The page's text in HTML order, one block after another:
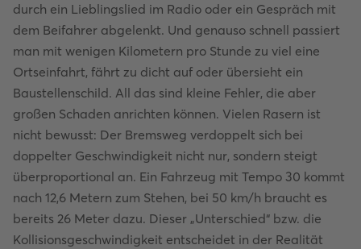
durch ein Lieblingslied im Radio oder ein Gespräch mit
dem Beifahrer abgelenkt. Und genauso schnell passiert
man mit wenigen Kilometern pro Stunde zu viel eine
Ortseinfahrt, fährt zu dicht auf oder übersieht ein
Baustellenschild. All das sind kleine Fehler, die aber
großen Schaden anrichten können. Vielen Rasern ist
nicht bewusst: Der Bremsweg verdoppelt sich bei
doppelter Geschwindigkeit nicht nur, sondern steigt
überproportional an. Ein Fahrzeug mit Tempo 30 kommt
nach 12,6 Metern zum Stehen, bei 50 km/h braucht es
bereits 26 Meter dazu. Dieser „Unterschied“ bzw. die
Kollisionsgeschwindigkeit entscheidet in der Realität